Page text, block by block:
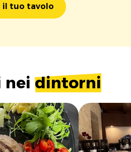
il tuo tavolo
nei dintorni